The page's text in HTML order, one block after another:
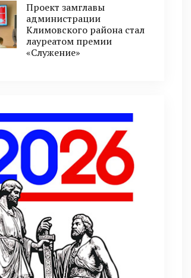
Проект замглавы
администрации
Климовского района стал
лауреатом премии
«Служение»